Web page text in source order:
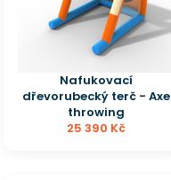
Nafukovací
dřevorubecký terč - Axe
throwing
25 390 Kč